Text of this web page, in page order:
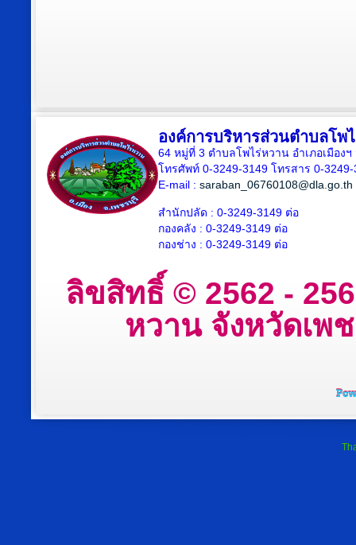
องค์การบริหารส่วนตำบลโพ
64 หมู่ที่ 3 ตำบลโพไร่หวาน อำเภอเมือง
โทรศัพท์ 0-3249-3149 โทรสาร 0-
E-mail : saraban_06760108@dla.go.th
สำนักปลัด : 0-3249-3149 ต่อ
กองคลัง : 0-3249-3149 ต่อ
กองช่าง : 0-3249-3149 ต่อ
ลิขสิทธิ์ © 2562 -
หวาน จังหวัดเพ